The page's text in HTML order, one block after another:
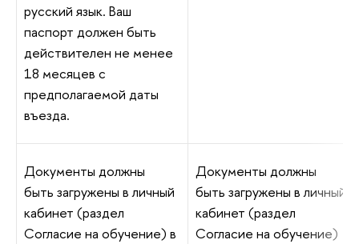
русский язык. Ваш
паспорт должен быть
действителен не менее
18 месяцев с
предполагаемой даты
въезда.
Документы должны
быть загружены в личный
кабинет (раздел
Согласие на обучение) в
Документы должны
быть загружены в личный
кабинет (раздел
Согласие на обучение)